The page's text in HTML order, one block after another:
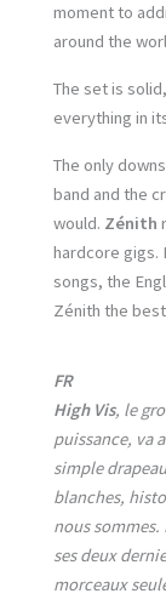
moment to
around the
The set is
everything in
The only
band and the
would. Zénith
hardcore gigs.
songs, the
Zénith the
FR
High Vis, le
puissance, va
simple
blanches,
nous
ses deux
morceaux